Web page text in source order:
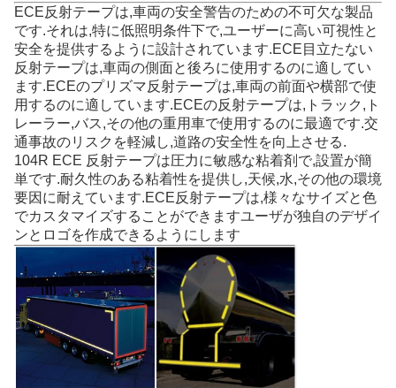
ECE反射テープは,車両の安全警告のための不可欠な製品
です.それは,特に低照明条件下で,ユーザーに高い可視性と
安全を提供するように設計されています.ECE目立たない
反射テープは,車両の側面と後ろに使用するのに適してい
ます.ECEのプリズマ反射テープは,車両の前面や横部で使
用するのに適しています.ECEの反射テープは,トラック,ト
レーラー,バス,その他の重用車で使用するのに最適です.交
通事故のリスクを軽減し,道路の安全性を向上させる.
104R ECE 反射テープは圧力に敏感な粘着剤で,設置が簡
単です.耐久性のある粘着性を提供し,天候,水,その他の環境
要因に耐えています.ECE反射テープは,様々なサイズと色
でカスタマイズすることができますユーザが独自のデザイ
ンとロゴを作成できるようにします